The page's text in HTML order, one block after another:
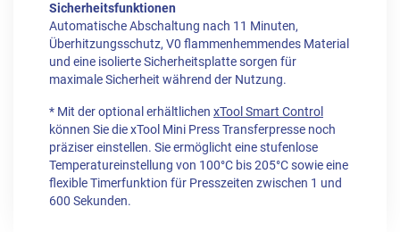
Sicherheitsfunktionen
Automatische Abschaltung nach 11 Minuten,
Überhitzungsschutz, V0 flammenhemmendes Material
und eine isolierte Sicherheitsplatte sorgen für
maximale Sicherheit während der Nutzung.
* Mit der optional erhältlichen xTool Smart Control
können Sie die xTool Mini Press Transferpresse noch
präziser einstellen. Sie ermöglicht eine stufenlose
Temperatureinstellung von 100°C bis 205°C sowie eine
flexible Timerfunktion für Presszeiten zwischen 1 und
600 Sekunden.